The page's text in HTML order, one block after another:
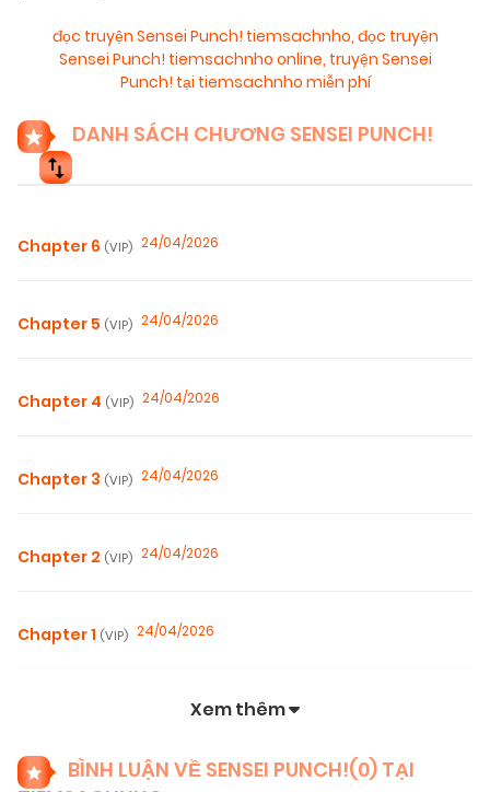
đọc truyện Sensei Punch! tiemsachnho, đọc truyện
Sensei Punch! tiemsachnho online, truyện Sensei
Punch! tại tiemsachnho miễn phí
DANH SÁCH CHƯƠNG SENSEI PUNCH!
Chapter 6 (VIP) 24/04/2026
Chapter 5 (VIP) 24/04/2026
Chapter 4 (VIP) 24/04/2026
Chapter 3 (VIP) 24/04/2026
Chapter 2 (VIP) 24/04/2026
Chapter 1 (VIP) 24/04/2026
Xem thêm
BÌNH LUẬN VỀ SENSEI PUNCH!(0) TẠI